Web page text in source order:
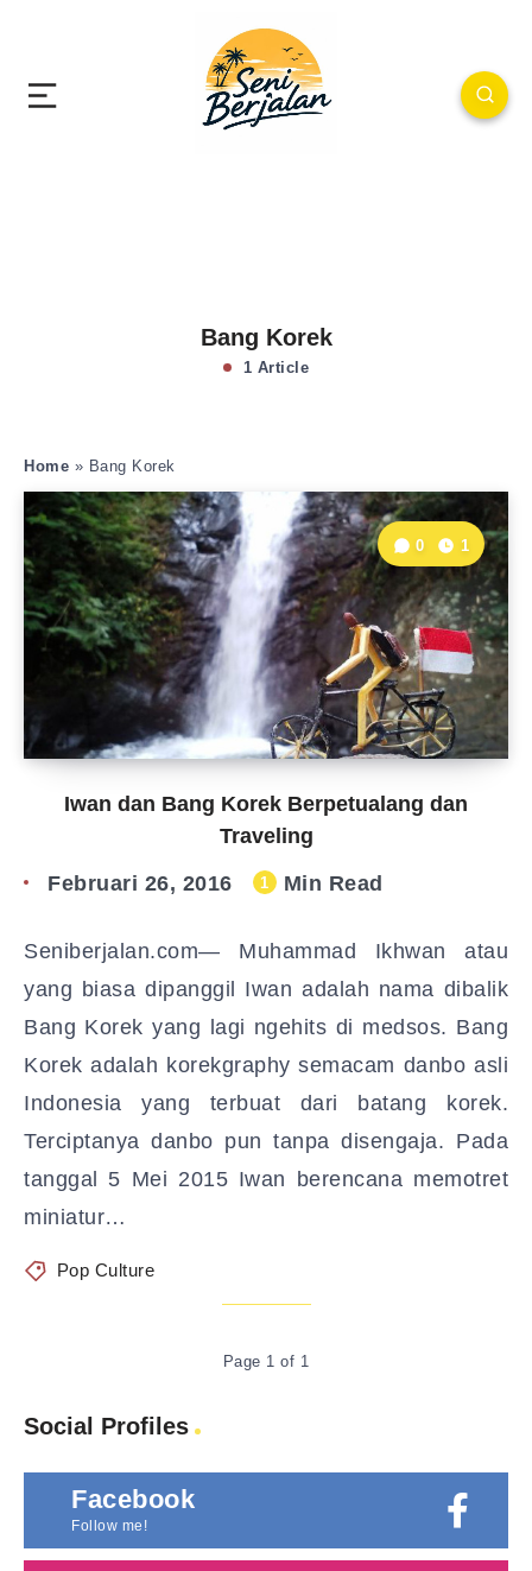
Bang Korek
1 Article
Home » Bang Korek
Iwan dan Bang Korek Berpetualang dan
Traveling
0 1
Februari 26, 2016 1 Min Read
Seniberjalan.com— Muhammad Ikhwan atau
yang biasa dipanggil Iwan adalah nama dibalik
Bang Korek yang lagi ngehits di medsos. Bang
Korek adalah korekgraphy semacam danbo asli
Indonesia yang terbuat dari batang korek.
Terciptanya danbo pun tanpa disengaja. Pada
tanggal 5 Mei 2015 Iwan berencana memotret
miniatur…
Pop Culture
Page 1 of 1
Social Profiles
Facebook
Follow me!